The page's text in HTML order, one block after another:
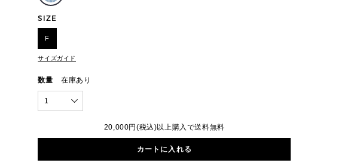
SIZE
F
サイズガイド
数量 在庫あり
1
20,000円(税込)以上購入で送料無料
カートに入れる